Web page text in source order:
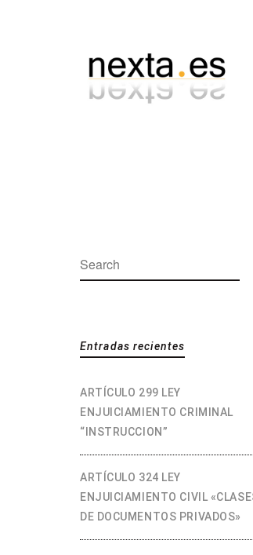
Search:
Entradas recientes
ARTÍCULO 299 LEY
ENJUICIAMIENTO CRIMINAL
“INSTRUCCION”
ARTÍCULO 324 LEY
ENJUICIAMIENTO CIVIL
DE DOCUMENTOS PRIVADOS»